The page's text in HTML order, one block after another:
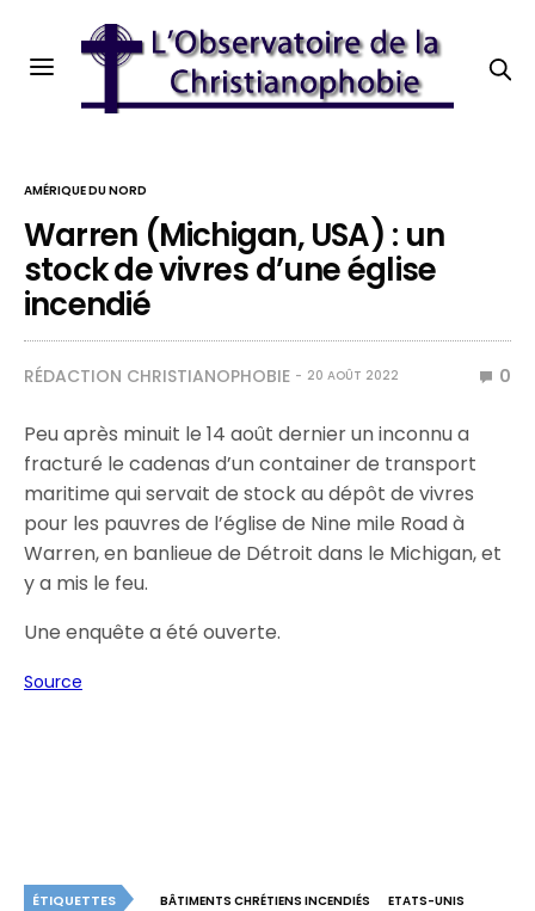
AMÉRIQUE DU NORD
Warren (Michigan, USA) : un
stock de vivres d’une église
incendié
RÉDACTION CHRISTIANOPHOBIE 20 AOÛT 2022 0
Peu après minuit le 14 août dernier un inconnu a
fracturé le cadenas d’un container de transport
maritime qui servait de stock au dépôt de vivres
pour les pauvres de l’église de Nine mile Road à
Warren, en banlieue de Détroit dans le Michigan, et
y a mis le feu.
Une enquête a été ouverte.
Source
ÉTIQUETTES BÂTIMENTS CHRÉTIENS INCENDIÉS
ETATS-UNIS